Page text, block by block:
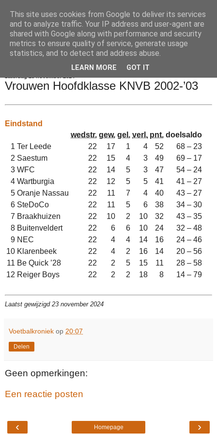
Voetbalkroniek
Vrouwen Hoofdklasse KNVB 2002-’03
Eindstand
wedstr. gew. gel. verl. pnt. doelsaldo
1 Ter Leede 22 17 1 4 52
68 – 23
2 Saestum 22 15 4 3 49
69 – 17
3 WFC 22 14 5 3 47
54 – 24
4 Wartburgia 22 12 5 5 41
41 – 27
5 Oranje Nassau 22 11 7 4 40
43 – 27
6 SteDoCo 22 11 5 6 38
34 – 30
7 Braakhuizen 22 10 2 10 32
43 – 35
8 Buitenveldert 22 6 6 10 24
32 – 48
9 NEC 22 4 4 14 16
24 – 46
10 Klarenbeek 22 4 2 16 14
20 – 56
11 Be Quick ’28 22 2 5 15 11
28 – 58
12 Reiger Boys 22 2 2 18 8 14 – 79
Laatst gewijzigd 23 november 2024
Voetbalkroniek op 20:07
Delen
Geen opmerkingen:
Een reactie posten
‹ ›
Homepage
This site uses cookies from Google to deliver its services
and to analyze traffic. Your IP address and user-agent are
shared with Google along with performance and security
metrics to ensure quality of service, generate usage
statistics, and to detect and address abuse.
LEARN MORE GOT IT